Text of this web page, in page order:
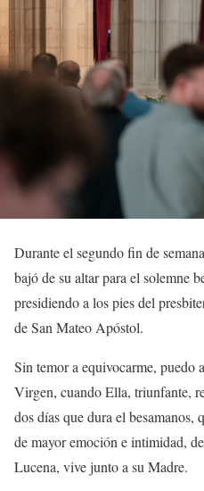
Durante el segundo fin de
bajó de su altar para el solemne
presidiendo a los pies del
de San Mateo Apóstol.
Sin temor a equivocarme, puedo
Virgen, cuando Ella, triunfante,
dos días que dura el besamanos,
de mayor emoción e intimidad,
Lucena, vive junto a su Madre.